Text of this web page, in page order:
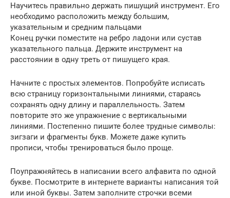
Научитесь правильно держать пишущий инструмент. Его
необходимо расположить между большим,
указательным и средним пальцами
Конец ручки поместите на ребро ладони или сустав
указательного пальца. Держите инструмент на
расстоянии в одну треть от пишущего края.
Начните с простых элементов. Попробуйте исписать
всю страницу горизонтальными линиями, стараясь
сохранять одну длину и параллельность. Затем
повторите это же упражнение с вертикальными
линиями. Постепенно пишите более трудные символы:
зигзаги и фрагменты букв. Можете даже купить
прописи, чтобы тренироваться было проще.
Поупражняйтесь в написании всего алфавита по одной
букве. Посмотрите в интернете варианты написания той
или иной буквы. Затем заполните строчки всеми